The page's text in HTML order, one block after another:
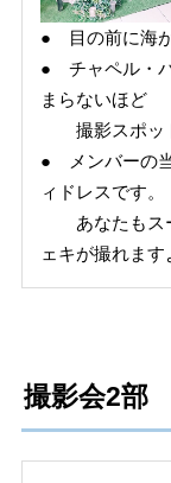
● 目の前に海が
● チャペル・
まらないほど
撮影スポッ
● メンバーの
ィドレスです。
あなたもスー
ェキが撮れます
撮影会2部